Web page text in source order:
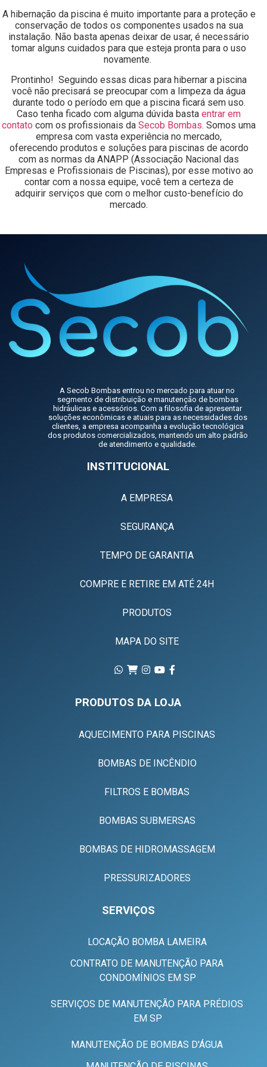
A hibernação da piscina é muito importante para a proteção e
conservação de todos os componentes usados na sua
instalação. Não basta apenas deixar de usar, é necessário
tomar alguns cuidados para que esteja pronta para o uso
novamente.
Prontinho! Seguindo essas dicas para hibernar a piscina
você não precisará se preocupar com a limpeza da água
durante todo o período em que a piscina ficará sem uso.
Caso tenha ficado com alguma dúvida basta entrar em
contato com os profissionais da Secob Bombas. Somos uma
empresa com vasta experiência no mercado,
oferecendo produtos e soluções para piscinas de acordo
com as normas da ANAPP (Associação Nacional das
Empresas e Profissionais de Piscinas), por esse motivo ao
contar com a nossa equipe, você tem a certeza de
adquirir serviços que com o melhor custo-benefício do
mercado.
A Secob Bombas entrou no mercado para atuar no
segmento de distribuição e manutenção de bombas
hidráulicas e acessórios. Com a filosofia de apresentar
soluções econômicas e atuais para as necessidades dos
clientes, a empresa acompanha a evolução tecnológica
dos produtos comercializados, mantendo um alto padrão
de atendimento e qualidade.
INSTITUCIONAL
A EMPRESA
SEGURANÇA
TEMPO DE GARANTIA
COMPRE E RETIRE EM ATÉ 24H
PRODUTOS
MAPA DO SITE
PRODUTOS DA LOJA
AQUECIMENTO PARA PISCINAS
BOMBAS DE INCÊNDIO
FILTROS E BOMBAS
BOMBAS SUBMERSAS
BOMBAS DE HIDROMASSAGEM
PRESSURIZADORES
SERVIÇOS
LOCAÇÃO BOMBA LAMEIRA
CONTRATO DE MANUTENÇÃO PARA
CONDOMÍNIOS EM SP
SERVIÇOS DE MANUTENÇÃO PARA PRÉDIOS
EM SP
MANUTENÇÃO DE BOMBAS D'ÁGUA